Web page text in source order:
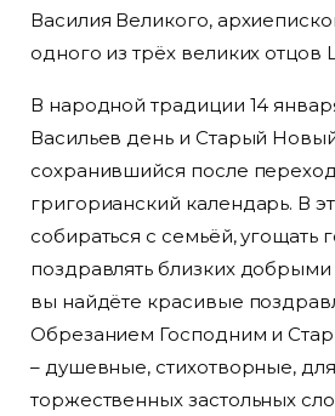
Василия Великого,
одного из трёх великих отцов
В народной традиции 14
Васильев день и Старый
сохранившийся после
григорианский календарь. В
собираться с семьёй, угощать
поздравлять близких
вы найдёте красивые
Обрезанием Господним и
– душевные, стихотворные, для
торжественных застольных